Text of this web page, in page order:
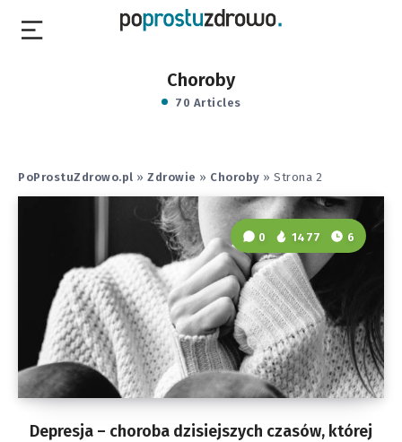
Choroby
70 Articles
PoProstuZdrowo.pl » Zdrowie » Choroby » Strona 2
Depresja – choroba dzisiejszych czasów, której
0 1477 6